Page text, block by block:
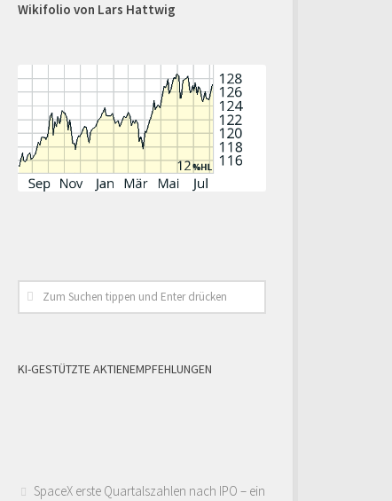
Wikifolio von Lars Hattwig
KI-GESTÜTZTE AKTIENEMPFEHLUNGEN
SpaceX erste Quartalszahlen nach IPO – ein